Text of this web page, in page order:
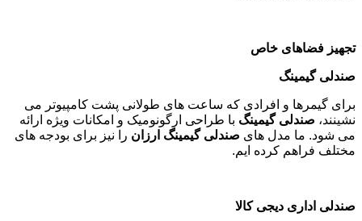
تجهیز فضاهای خاص
صندلی گیمینگ
برای گیمرها و افرادی که ساعت های طولانی پشت کامپیوتر می
نشینند، صندلی گیمینگ با طراحی ارگونومیک و امکانات ویژه ارائه
می شود. ما مدل های صندلی گیمینگ ارزان را نیز برای بودجه های
مختلف فراهم کرده ایم.
صندلی اداری دیجی کالا